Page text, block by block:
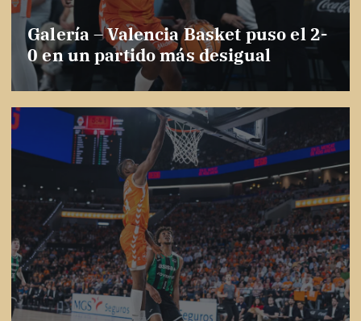
Galería – Valencia Basket puso el 2-
0 en un partido más desigual